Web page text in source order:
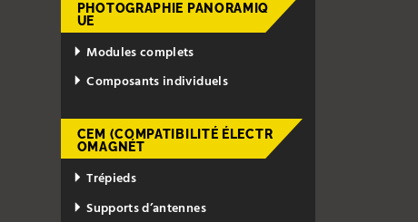
PHOTOGRAPHIE PANORAMIQ
UE
Modules complets
Composants individuels
CEM (COMPATIBILITÉ ÉLECTR
OMAGNÉT
Trépieds
Supports d’antennes